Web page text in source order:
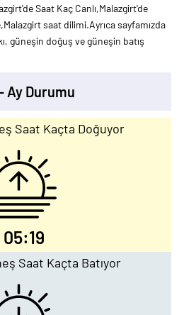
Saat Kaç Canlı,Malazgirt'de
saat dilimi.Ayrıca sayfamızda
güneşin doğuş ve güneşin batış
Ay Durumu
Saat Kaçta Doğuyor
05:19
Saat Kaçta Batıyor